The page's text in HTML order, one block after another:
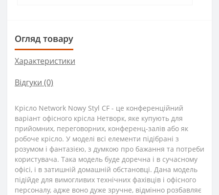
Огляд товару
Характеристики
Відгуки (0)
Крісло Network Nowy Styl CF - це конференційний
варіант офісного крісла Нетворк, яке купують для
прийомних, переговорних, конференц-залів або як
робоче крісло. У моделі всі елементи підібрані з
розумом і фантазією, з думкою про бажання та потреби
користувача. Така модель буде доречна і в сучасному
офісі, і в затишній домашній обстановці. Дана модель
підійде для вимогливих технічних фахівців і офісного
персоналу, адже воно дуже зручне, відмінно розбавляє